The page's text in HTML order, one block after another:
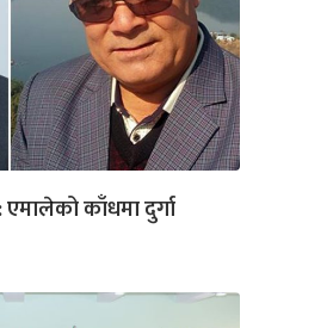
काँधमा दुर्गा